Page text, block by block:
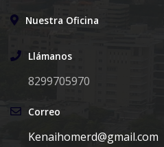
Nuestra Oficina
Llámanos
8299705970
Correo
Kenaihomerd@gmail.com